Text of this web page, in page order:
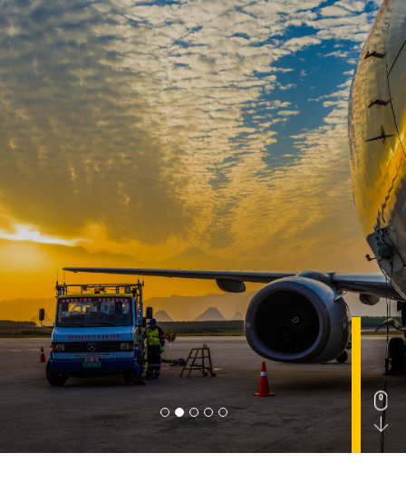
首页
关于我们
核心业务
油料供应与加注业务